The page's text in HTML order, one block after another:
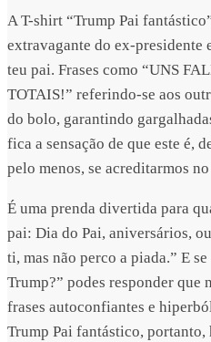
A T-shirt “Trump Pai
extravagante do ex-presidente
teu pai. Frases como “UNS
TOTAIS!” referindo-se aos
do bolo, garantindo
fica a sensação de que este é,
pelo menos, se acreditarmos
É uma prenda divertida para
pai: Dia do Pai, aniversários,
ti, mas não perco a piada.” E
Trump?” podes responder que
frases autoconfiantes e
Trump Pai fantástico, portanto,